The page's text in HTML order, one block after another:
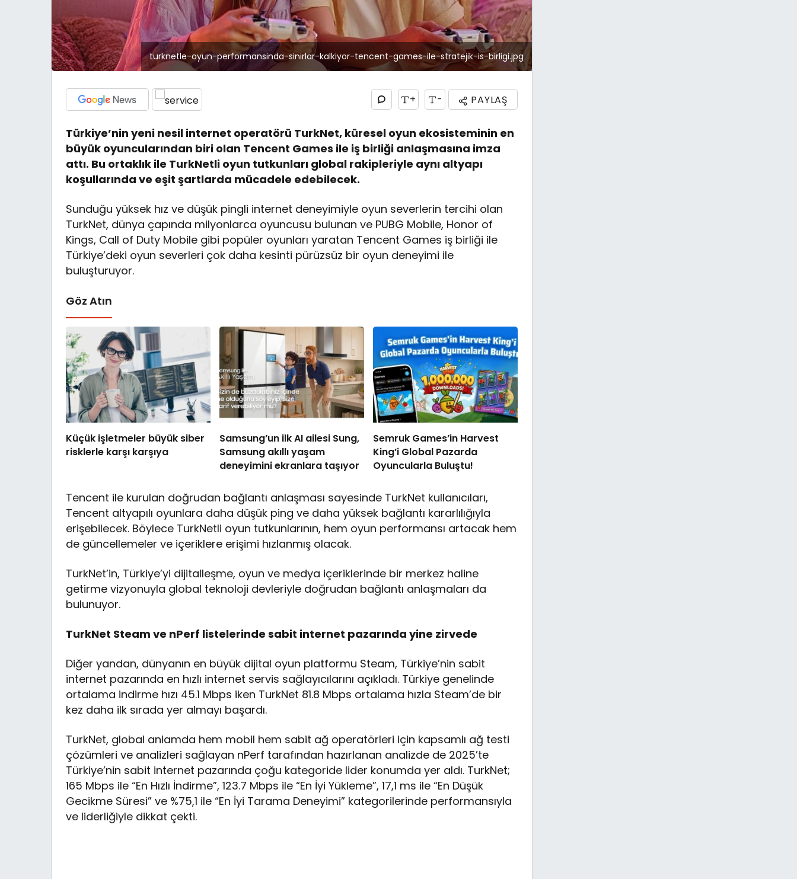
turknetle-oyun-performansinda-sinirlar-kalkiyor-tencent-games-ile-stratejik-is-birligi.jpg
+ - PAYLAŞ
Türkiye’nin yeni nesil internet operatörü TurkNet, küresel oyun ekosisteminin en
büyük oyuncularından biri olan Tencent Games ile iş birliği anlaşmasına imza
attı. Bu ortaklık ile TurkNetli oyun tutkunları global rakipleriyle aynı altyapı
koşullarında ve eşit şartlarda mücadele edebilecek.
Sunduğu yüksek hız ve düşük pingli internet deneyimiyle oyun severlerin tercihi olan
TurkNet, dünya çapında milyonlarca oyuncusu bulunan ve PUBG Mobile, Honor of
Kings, Call of Duty Mobile gibi popüler oyunları yaratan Tencent Games iş birliği ile
Türkiye’deki oyun severleri çok daha kesinti pürüzsüz bir oyun deneyimi ile
buluşturuyor.
Göz Atın
Küçük işletmeler büyük siber
risklerle karşı karşıya
Samsung’un ilk AI ailesi Sung,
Samsung akıllı yaşam
deneyimini ekranlara taşıyor
Semruk Games’in Harvest
King’i Global Pazarda
Oyuncularla Buluştu!
Tencent ile kurulan doğrudan bağlantı anlaşması sayesinde TurkNet kullanıcıları,
Tencent altyapılı oyunlara daha düşük ping ve daha yüksek bağlantı kararlılığıyla
erişebilecek. Böylece TurkNetli oyun tutkunlarının, hem oyun performansı artacak hem
de güncellemeler ve içeriklere erişimi hızlanmış olacak.
TurkNet’in, Türkiye’yi dijitalleşme, oyun ve medya içeriklerinde bir merkez haline
getirme vizyonuyla global teknoloji devleriyle doğrudan bağlantı anlaşmaları da
bulunuyor.
TurkNet Steam ve nPerf listelerinde sabit internet pazarında yine zirvede
Diğer yandan, dünyanın en büyük dijital oyun platformu Steam, Türkiye’nin sabit
internet pazarında en hızlı internet servis sağlayıcılarını açıkladı. Türkiye genelinde
ortalama indirme hızı 45.1 Mbps iken TurkNet 81.8 Mbps ortalama hızla Steam’de bir
kez daha ilk sırada yer almayı başardı.
TurkNet, global anlamda hem mobil hem sabit ağ operatörleri için kapsamlı ağ testi
çözümleri ve analizleri sağlayan nPerf tarafından hazırlanan analizde de 2025’te
Türkiye’nin sabit internet pazarında çoğu kategoride lider konumda yer aldı. TurkNet;
165 Mbps ile “En Hızlı İndirme”, 123.7 Mbps ile “En İyi Yükleme”, 17,1 ms ile “En Düşük
Gecikme Süresi” ve %75,1 ile “En İyi Tarama Deneyimi” kategorilerinde performansıyla
ve liderliğiyle dikkat çekti.